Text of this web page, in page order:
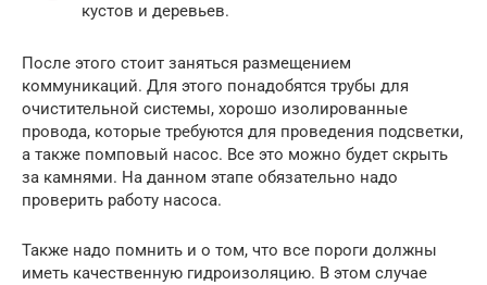
кустов и деревьев.
После этого стоит заняться размещением
коммуникаций. Для этого понадобятся трубы для
очистительной системы, хорошо изолированные
провода, которые требуются для проведения подсветки,
а также помповый насос. Все это можно будет скрыть
за камнями. На данном этапе обязательно надо
проверить работу насоса.
Также надо помнить и о том, что все пороги должны
иметь качественную гидроизоляцию. В этом случае